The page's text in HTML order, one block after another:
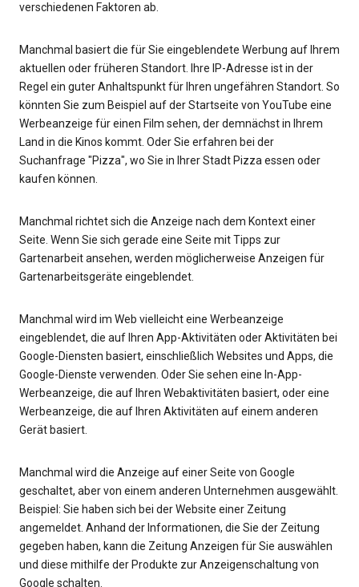
verschiedenen Faktoren ab.
Manchmal basiert die für Sie eingeblendete Werbung auf Ihrem
aktuellen oder früheren Standort. Ihre IP-Adresse ist in der
Regel ein guter Anhaltspunkt für Ihren ungefähren Standort. So
könnten Sie zum Beispiel auf der Startseite von YouTube eine
Werbeanzeige für einen Film sehen, der demnächst in Ihrem
Land in die Kinos kommt. Oder Sie erfahren bei der
Suchanfrage "Pizza", wo Sie in Ihrer Stadt Pizza essen oder
kaufen können.
Manchmal richtet sich die Anzeige nach dem Kontext einer
Seite. Wenn Sie sich gerade eine Seite mit Tipps zur
Gartenarbeit ansehen, werden möglicherweise Anzeigen für
Gartenarbeitsgeräte eingeblendet.
Manchmal wird im Web vielleicht eine Werbeanzeige
eingeblendet, die auf Ihren App-Aktivitäten oder Aktivitäten bei
Google-Diensten basiert, einschließlich Websites und Apps, die
Google-Dienste verwenden. Oder Sie sehen eine In-App-
Werbeanzeige, die auf Ihren Webaktivitäten basiert, oder eine
Werbeanzeige, die auf Ihren Aktivitäten auf einem anderen
Gerät basiert.
Manchmal wird die Anzeige auf einer Seite von Google
geschaltet, aber von einem anderen Unternehmen ausgewählt.
Beispiel: Sie haben sich bei der Website einer Zeitung
angemeldet. Anhand der Informationen, die Sie der Zeitung
gegeben haben, kann die Zeitung Anzeigen für Sie auswählen
und diese mithilfe der Produkte zur Anzeigenschaltung von
Google schalten.